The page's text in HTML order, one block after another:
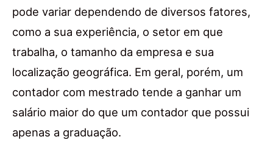
pode variar dependendo de diversos fatores,
como a sua experiência, o setor em que
trabalha, o tamanho da empresa e sua
localização geográfica. Em geral, porém, um
contador com mestrado tende a ganhar um
salário maior do que um contador que possui
apenas a graduação.